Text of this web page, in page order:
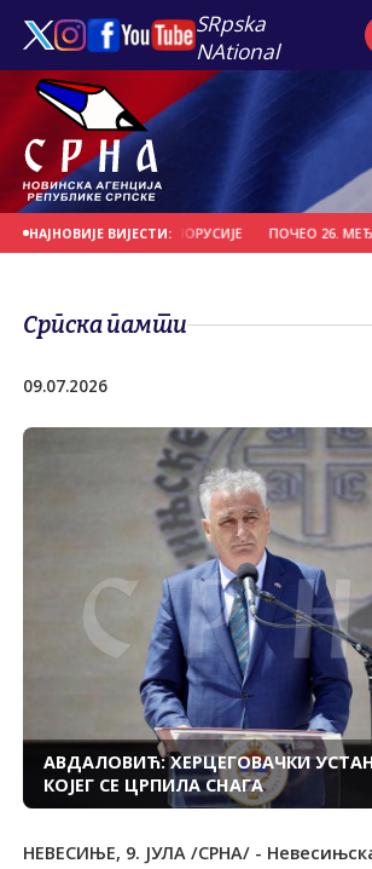
SRpska
NAtional
НАЈНОВИЈЕ ВИЈЕСТИ:
"ВИТЕБСК" ИЗ БЈЕЛОРУСИЈЕ ПОЧЕО 26.
Српска памти
09.07.2026
АВДАЛОВИЋ: ХЕРЦЕГОВАЧКИ
КОЈЕГ СЕ ЦРПИЛА СНАГА
НЕВЕСИЊЕ, 9. ЈУЛА /СРНА/ -